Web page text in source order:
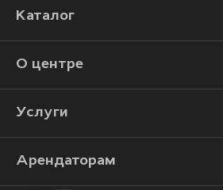
Каталог
О центре
Услуги
Арендаторам